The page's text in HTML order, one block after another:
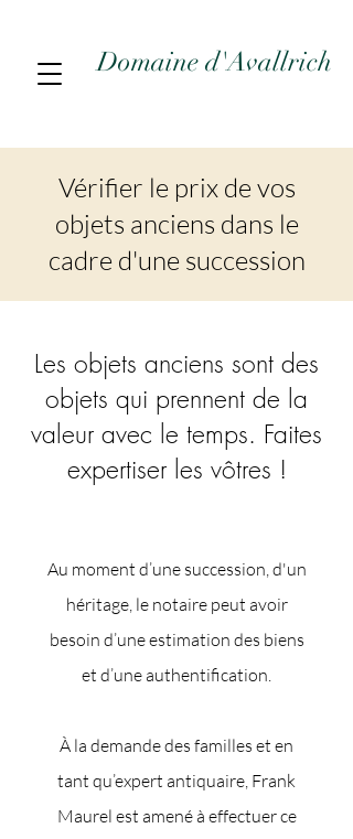
Domaine d'Avallrich
Vérifier le prix de vos
objets anciens dans le
cadre d'une succession
Les objets anciens sont des
objets qui prennent de la
valeur avec le temps. Faites
expertiser les vôtres !
Au moment d’une succession, d'un
héritage, le notaire peut avoir
besoin d’une estimation des biens
et d’une authentification.
À la demande des familles et en
tant qu’expert antiquaire, Frank
Maurel est amené à effectuer ce